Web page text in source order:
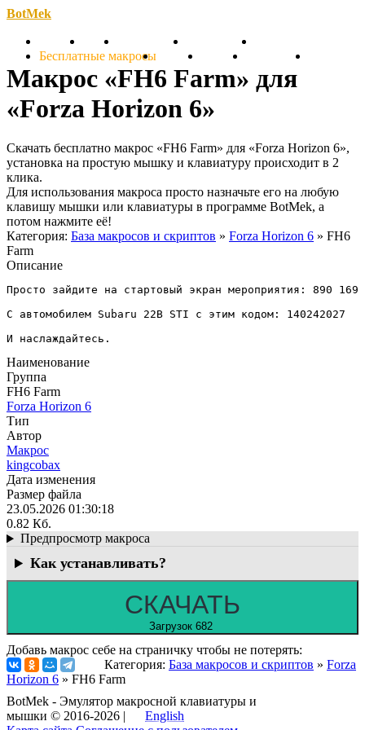
BotMek
Скачать
Обзор Обновления Инструкция
Бесплатные макросы Тарифы Отзывы Поддержка
Макрос «FH6 Farm» для
«Forza Horizon 6»
Скачать бесплатно макрос «FH6 Farm» для «Forza Horizon 6»,
установка на простую мышку и клавиатуру происходит в 2
клика.
Для использования макроса просто назначьте его на любую
клавишу мышки или клавиатуры в программе BotMek, а
потом нажмите её!
Категория: База макросов и скриптов » Forza Horizon 6 » FH6
Farm
Описание
Просто зайдите на стартовый экран мероприятия: 890 169
С автомобилем Subaru 22B STI с этим кодом: 140242027
И наслаждайтесь.
Наименование
Группа
FH6 Farm
Forza Horizon 6
Тип
Автор
Макрос
kingcobax
Дата изменения
Размер файла
23.05.2026 01:30:18
0.82 Кб.
Предпросмотр макроса
Как устанавливать?
СКАЧАТЬ
Загрузок 682
Добавь макрос себе на страничку чтобы не потерять:
Категория: База макросов и скриптов » Forza
Horizon 6 » FH6 Farm
BotMek - Эмулятор макросной клавиатуры и
мышки © 2016-2026 |
English